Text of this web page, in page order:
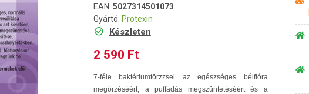
EAN: 5027314501073
Gyártó: Protexin
Készleten
2 590 Ft
7-féle baktériumtörzzsel az egészséges bélflóra
megőrzéséért, a puffadás megszüntetéséért és a